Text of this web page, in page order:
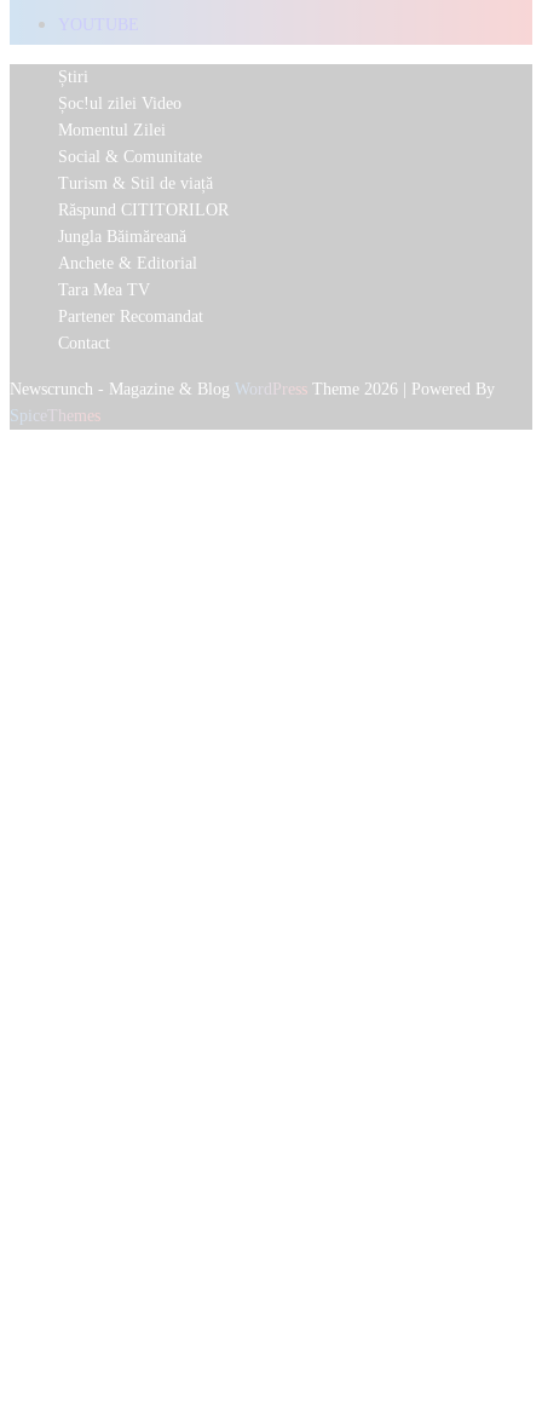
Știri
Șoc!ul zilei Video
Momentul Zilei
Social & Comunitate
Turism & Stil de viață
Răspund CITITORILOR
Jungla Băimăreană
Anchete & Editorial
Tara Mea TV
Partener Recomandat
Contact
Newscrunch - Magazine & Blog WordPress Theme 2026 | Powered By
SpiceThemes